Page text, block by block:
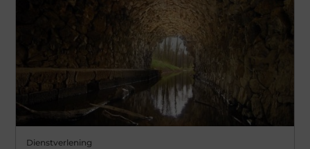
Dienstverlening